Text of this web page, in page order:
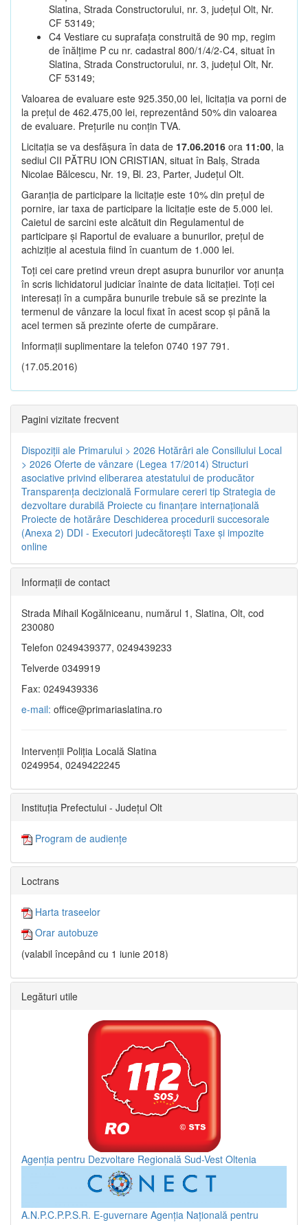
Slatina, Strada Constructorului, nr. 3, județul Olt, Nr.
CF 53149;
C4 Vestiare cu suprafața construită de 90 mp, regim
de înălțime P cu nr. cadastral 800/1/4/2-C4, situat în
Slatina, Strada Constructorului, nr. 3, județul Olt, Nr.
CF 53149;
Valoarea de evaluare este 925.350,00 lei, licitația va porni de
la prețul de 462.475,00 lei, reprezentând 50% din valoarea
de evaluare. Prețurile nu conțin TVA.
Licitația se va desfășura în data de 17.06.2016 ora 11:00, la
sediul CII PĂTRU ION CRISTIAN, situat în Balș, Strada
Nicolae Bălcescu, Nr. 19, Bl. 23, Parter, Județul Olt.
Garanția de participare la licitație este 10% din prețul de
pornire, iar taxa de participare la licitație este de 5.000 lei.
Caietul de sarcini este alcătuit din Regulamentul de
participare și Raportul de evaluare a bunurilor, prețul de
achiziție al acestuia fiind în cuantum de 1.000 lei.
Toți cei care pretind vreun drept asupra bunurilor vor anunța
în scris lichidatorul judiciar înainte de data licitației. Toți cei
interesați în a cumpăra bunurile trebuie să se prezinte la
termenul de vânzare la locul fixat în acest scop și până la
acel termen să prezinte oferte de cumpărare.
Informații suplimentare la telefon 0740 197 791.
(17.05.2016)
Pagini vizitate frecvent
Dispoziţii ale Primarului > 2026 Hotărâri ale Consiliului Local
> 2026 Oferte de vânzare (Legea 17/2014) Structuri
asociative privind eliberarea atestatului de producător
Transparenţa decizională Formulare cereri tip Strategia de
dezvoltare durabilă Proiecte cu finanţare internaţională
Proiecte de hotărâre Deschiderea procedurii succesorale
(Anexa 2) DDI - Executori judecătorești Taxe şi impozite
online
Informaţii de contact
Strada Mihail Kogălniceanu, numărul 1, Slatina, Olt, cod
230080
Telefon 0249439377, 0249439233
Telverde 0349919
Fax: 0249439336
e-mail: office@primariaslatina.ro
Intervenții Poliția Locală Slatina
0249954, 0249422245
Instituția Prefectului - Județul Olt
Program de audiențe
Loctrans
Harta traseelor
Orar autobuze
(valabil începând cu 1 iunie 2018)
Legături utile
Agenția pentru Dezvoltare Regională Sud-Vest Oltenia
A.N.P.C.P.P.S.R. E-guvernare Agenția Națională pentru